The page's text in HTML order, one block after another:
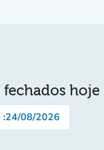
fechados hoje
:24/08/2026